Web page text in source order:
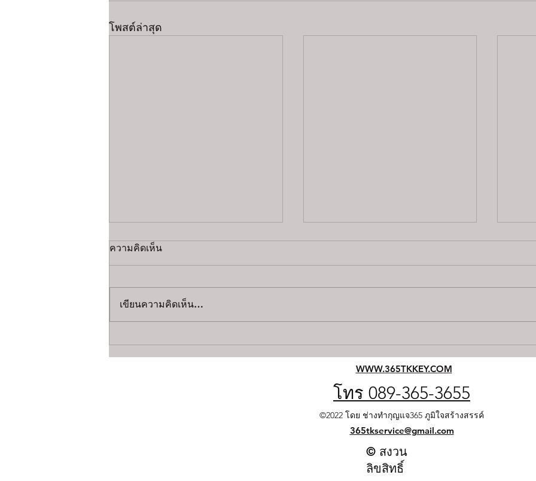
โพสต์ล่าสุด
ช่างกุญแจ 24 ชั่วโมง – บริการ
ด่วน เปิดประตูบ้าน–รถยนต์
บริการช่างกุญแจฉุกเฉิน 24
ชั่วโมงที่คุณไว้ใจได้
บริก
เพื่อ
ความคิดเห็น
เขียนความคิดเห็น…
WWW.365TKKEY.COM
โทร 089-365-3655
©2022 โดย ช่างทำกุญแจ365 ภูมิใจสร้างสรรค์
365tkservice@gmail.com
© สงวน
ลิขสิทธิ์